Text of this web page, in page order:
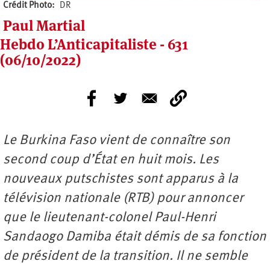
Crédit Photo DR
Paul Martial
Hebdo L’Anticapitaliste - 631
(06/10/2022)
Le Burkina Faso vient de connaître son
second coup d’État en huit mois. Les
nouveaux putschistes sont apparus à la
télévision nationale (RTB) pour annoncer
que le lieutenant-colonel Paul-Henri
Sandaogo Damiba était démis de sa fonction
de président de la transition. Il ne semble